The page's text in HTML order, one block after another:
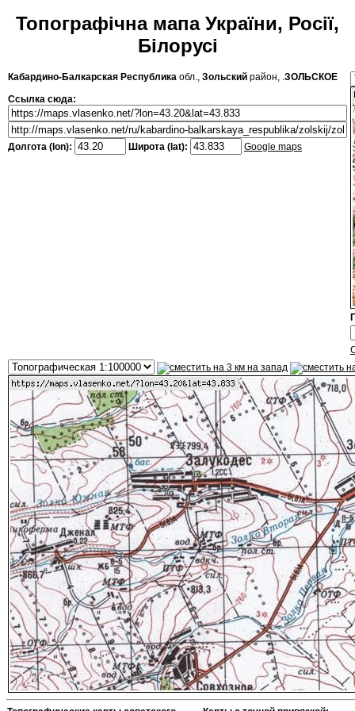
Топографічна мапа України, Росії,
Білорусі
Кабардино-Балкарская Республика обл., Зольский район, .ЗОЛЬСКОЕ
Ссылка сюда:
Долгота (lon): Широта (lat): Google maps